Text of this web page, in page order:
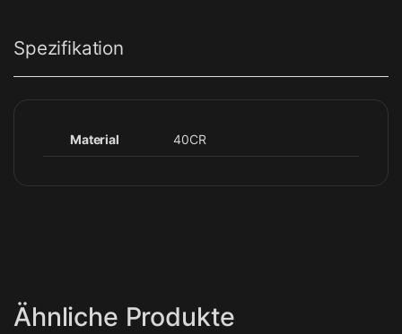
Spezifikation
Material 40CR
Ähnliche Produkte